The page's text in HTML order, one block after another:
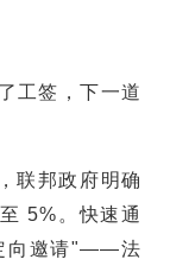
工签，下一道
联邦政府明确
5%。快速通
向邀请"——法